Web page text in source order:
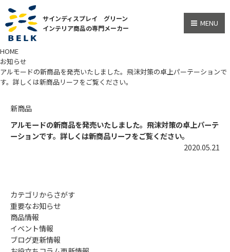
サインディスプレイ グリーン
インテリア商品の専門メーカー
MENU
HOME
お知らせ
アルモードの新商品を発売いたしました。飛沫対策の卓上パーテーションで
す。詳しくは新商品リーフをご覧ください。
新商品
アルモードの新商品を発売いたしました。飛沫対策の卓上パーテ
ーションです。詳しくは新商品リーフをご覧ください。
2020.05.21
カテゴリからさがす
重要なお知らせ
商品情報
イベント情報
ブログ更新情報